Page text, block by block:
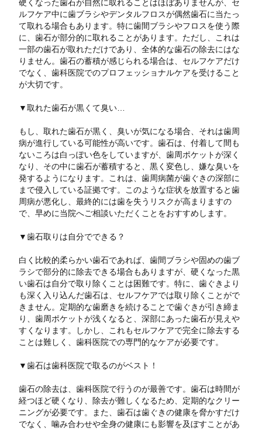
硬くなった歯石が自然に取れることはほぼありませんが、セ
ルフケア中に歯ブラシやデンタルフロスが偶然歯石に当たっ
て取れる場合もあります。特に歯間ブラシやフロスを使う際
に、歯石が部分的に取れることがあります。ただし、これは
一部の歯石が取れただけであり、全体的な歯石の除去にはな
りません。歯石の蓄積が感じられる場合は、セルフケアだけ
でなく、歯科医院でのプロフェッショナルケアを受けること
が大切です。
▼取れた歯石が黒くて臭い…
もし、取れた歯石が黒く、臭いが気になる場合、それは歯周
病が進行している可能性が高いです。歯石は、付着して間も
ないころは白っぽい色をしていますが、歯周ポケットが深く
なり、その中に歯石が蓄積すると、黒く変色し、嫌な臭いを
発するようになります。これは、歯周病菌が歯ぐきの深部に
まで侵入している証拠です。このような症状を放置すると歯
周病が悪化し、最終的には歯を失うリスクが高まりますの
で、早めに当院へご相談いただくことをおすすめします。
▼歯石取りは自分でできる？
白く比較的柔らかい歯石であれば、歯間ブラシや固めの歯ブ
ラシで部分的に除去できる場合もありますが、硬くなった黒
い歯石は自分で取り除くことは困難です。特に、歯ぐきより
も深く入り込んだ歯石は、セルフケアでは取り除くことがで
きません。定期的な歯磨きを続けることで歯ぐきが引き締ま
り、歯周ポケットが浅くなると、深部にあった歯石が見えや
すくなります。しかし、これもセルフケアで完全に除去する
ことは難しく、歯科医院での専門的なケアが必要です。
▼歯石は歯科医院で取るのがベスト！
歯石の除去は、歯科医院で行うのが最善です。歯石は時間が
経つほど硬くなり、除去が難しくなるため、定期的なクリー
ニングが必要です。また、歯石は歯ぐきの健康を脅かすだけ
でなく、噛み合わせや全身の健康にも影響を及ぼすことがあ